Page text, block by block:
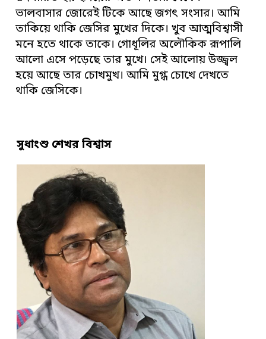
ভালবাসার জোরেই টিকে আছে জগৎ সংসার। আমি
তাকিয়ে থাকি জেসির মুখের দিকে। খুব আত্মবিশ্বাসী
মনে হতে থাকে তাকে। গোধূলির অলৌকিক রূপালি
আলো এসে পড়েছে তার মুখে। সেই আলোয় উজ্জ্বল
হয়ে আছে তার চোখমুখ। আমি মুগ্ধ চোখে দেখতে
থাকি জেসিকে।
সুধাংশু শেখর বিশ্বাস